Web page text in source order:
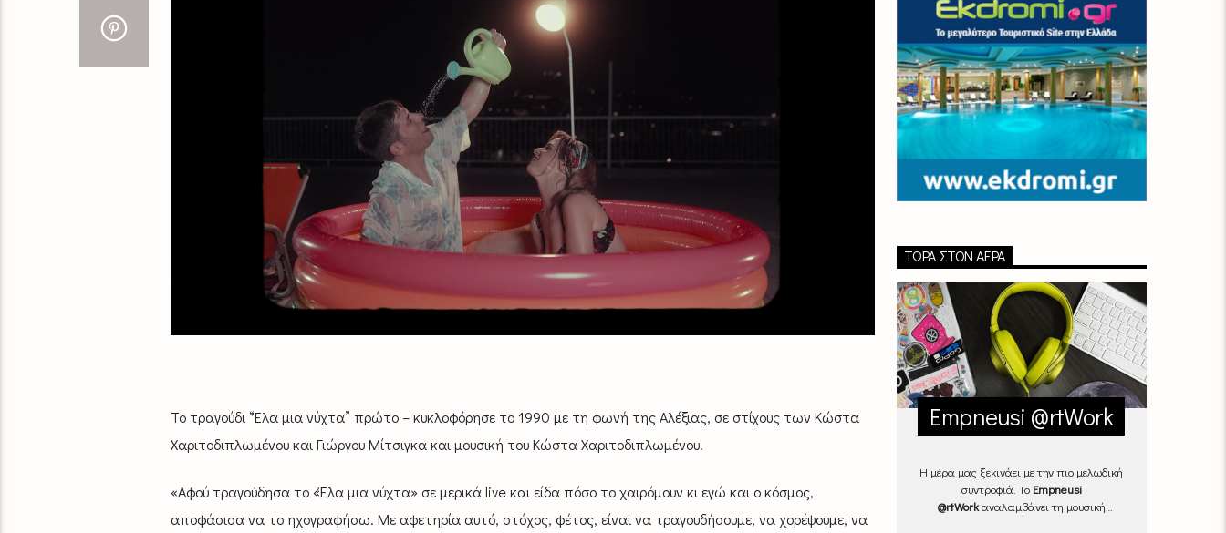
Το τραγούδι “Έλα μια νύχτα” πρώτο – κυκλοφόρησε το 1990 με τη φωνή της Αλέξιας, σε στίχους των Κώστα
Χαριτοδιπλωμένου και Γιώργου Μίτσιγκα και μουσική του Κώστα Χαριτοδιπλωμένου.
«Αφού τραγούδησα το «Έλα μια νύχτα» σε μερικά live και είδα πόσο το χαιρόμουν κι εγώ και ο κόσμος,
αποφάσισα να το ηχογραφήσω. Με αφετηρία αυτό, στόχος, φέτος, είναι να τραγουδήσουμε, να χορέψουμε, να
ΤΏΡΑ ΣΤΟΝ ΑΈΡΑ
Empneusi @rtWork
Η μέρα μας ξεκινάει με την πιο μελωδική
συντροφιά. Το Empneusi
@rtWorkαναλαμβάνει τη μουσική